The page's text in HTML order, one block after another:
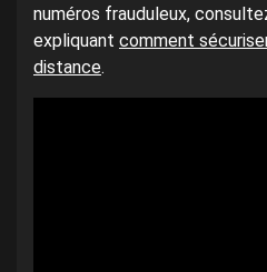
numéros frauduleux,
expliquant comment
distance.